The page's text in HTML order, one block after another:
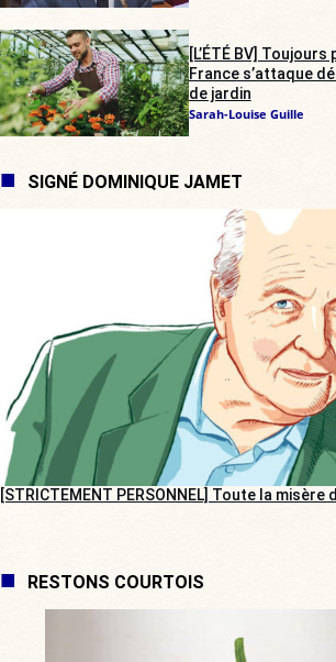
[L’ÉTÉ BV]
France s’attaque
de jardin
Sarah-Louise Guille
SIGNÉ DOMINIQUE JAMET
[STRICTEMENT PERSONNEL] Toute la misère
RESTONS COURTOIS